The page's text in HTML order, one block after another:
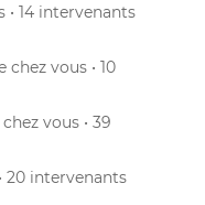
• 14 intervenants
chez vous • 10
chez vous • 39
20 intervenants